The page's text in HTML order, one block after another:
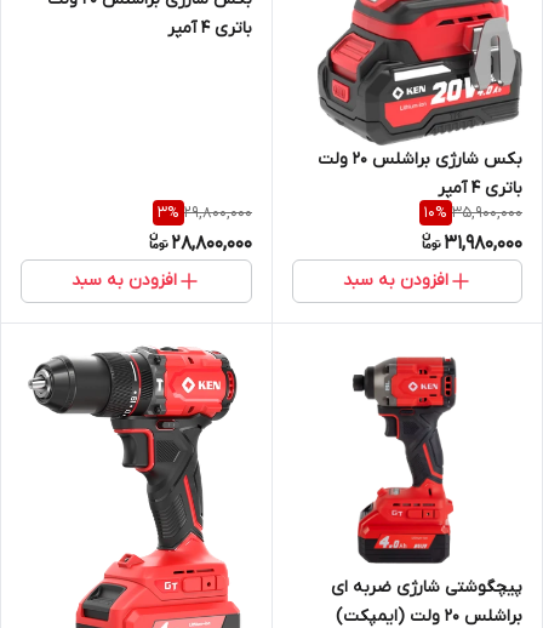
بکس شارژی براشلس 20 ولت
باتری 4 آمپر
35,900,000
10%
31,980,000
افزودن به سبد
باتری 4 آمپر
29,800,000
3%
28,800,000
افزودن به سبد
پیچگوشتی شارژی ضربه ای
براشلس 20 ولت (ایمپکت)